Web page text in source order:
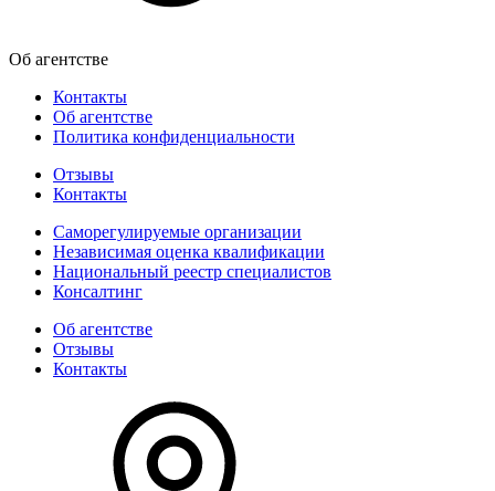
Об агентстве
Контакты
Об агентстве
Политика конфиденциальности
Отзывы
Контакты
Саморегулируемые организации
Независимая оценка квалификации
Национальный реестр специалистов
Консалтинг
Об агентстве
Отзывы
Контакты